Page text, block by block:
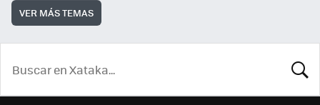
VER MÁS TEMAS